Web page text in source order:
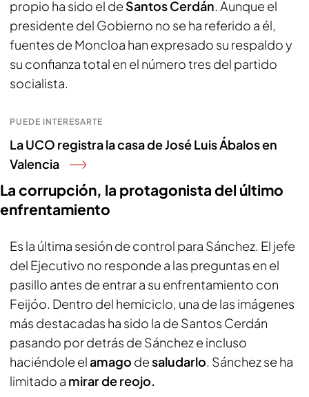
propio ha sido el de Santos Cerdán. Aunque el
presidente del Gobierno no se ha referido a él,
fuentes de Moncloa han expresado su respaldo y
su confianza total en el número tres del partido
socialista.
PUEDE INTERESARTE
La UCO registra la casa de José Luis Ábalos en
Valencia
La corrupción, la protagonista del último
enfrentamiento
Es la última sesión de control para Sánchez. El jefe
del Ejecutivo no responde a las preguntas en el
pasillo antes de entrar a su enfrentamiento con
Feijóo. Dentro del hemiciclo, una de las imágenes
más destacadas ha sido la de Santos Cerdán
pasando por detrás de Sánchez e incluso
haciéndole elamago desaludarlo. Sánchez se ha
limitado a mirar de reojo.